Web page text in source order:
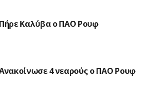
Πήρε Καλύβα ο ΠΑΟ Ρουφ
4 νεαρούς ο ΠΑΟ Ρουφ